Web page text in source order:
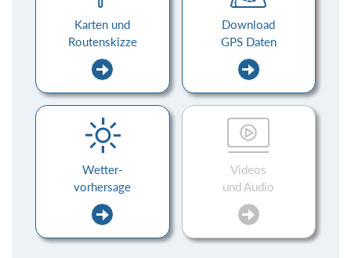
Karten und
Routenskizze
Download
GPS Daten
Wetter-
vorhersage
Videos
und Audio